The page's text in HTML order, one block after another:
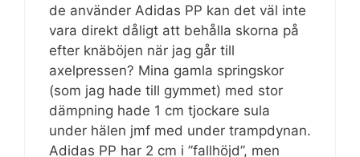
de använder Adidas PP kan det väl inte
vara direkt dåligt att behålla skorna på
efter knäböjen när jag går till
axelpressen? Mina gamla springskor
(som jag hade till gymmet) med stor
dämpning hade 1 cm tjockare sula
under hälen jmf med under trampdynan.
Adidas PP har 2 cm i ”fallhöjd”, men